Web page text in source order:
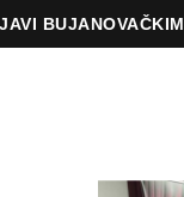
JAVI BUJANOVAČKIM